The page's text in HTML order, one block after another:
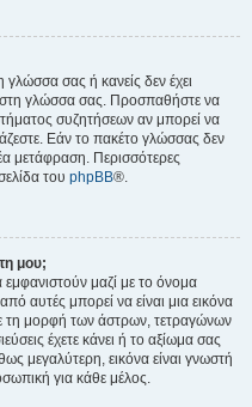
γλώσσα σας ή κανείς δεν έχει
γλώσσα σας. Προσπαθήστε να
συζητήσεων αν μπορεί να
Εάν το πακέτο γλώσσας δεν
μετάφραση. Περισσότερες
του phpBB®.
μου;
μαζί με το όνομα
αυτές μπορεί να είναι μια εικόνα
τη μορφή των άστρων, τετραγώνων
έχετε κάνει ή το αξίωμα σας
μεγαλύτερη, εικόνα είναι γνωστή
για κάθε μέλος.